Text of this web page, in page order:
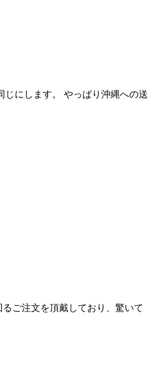
にします。 やっぱり沖縄への送
ご注文を頂戴しており、驚いて